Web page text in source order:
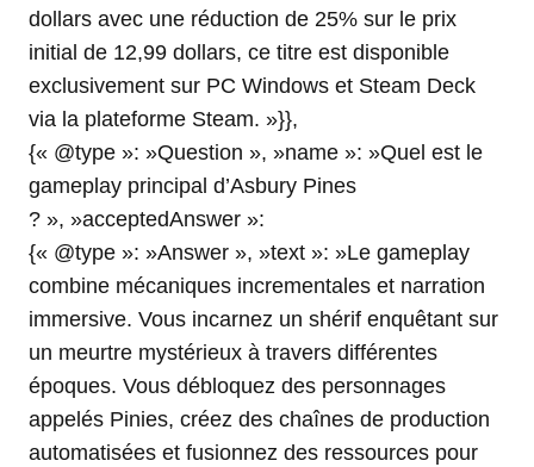
dollars avec une réduction de 25% sur le prix
initial de 12,99 dollars, ce titre est disponible
exclusivement sur PC Windows et Steam Deck
via la plateforme Steam. »}},
{« @type »: »Question », »name »: »Quel est le
gameplay principal d’Asbury Pines
? », »acceptedAnswer »:
{« @type »: »Answer », »text »: »Le gameplay
combine mécaniques incrementales et narration
immersive. Vous incarnez un shérif enquêtant sur
un meurtre mystérieux à travers différentes
époques. Vous débloquez des personnages
appelés Pinies, créez des chaînes de production
automatisées et fusionnez des ressources pour